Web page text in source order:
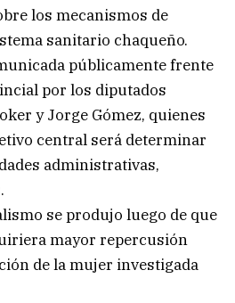
los mecanismos de
sanitario chaqueño.
públicamente frente
por los diputados
y Jorge Gómez, quienes
central será determinar
administrativas,
se produjo luego de que
mayor repercusión
de la mujer investigada